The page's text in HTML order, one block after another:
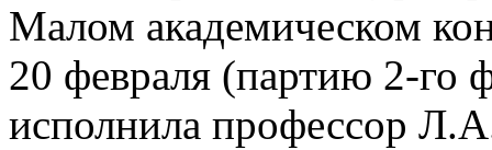
Малом академическом
20 февраля (партию 2-го
исполнила профессор